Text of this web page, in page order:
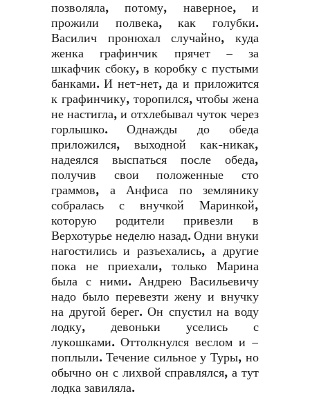
позволяла, потому, наверное, и
прожили полвека, как голубки.
Василич пронюхал случайно, куда
женка графинчик прячет – за
шкафчик сбоку, в коробку с пустыми
банками. И нет-нет, да и приложится
к графинчику, торопился, чтобы жена
не настигла, и отхлебывал чуток через
горлышко. Однажды до обеда
приложился, выходной как-никак,
надеялся выспаться после обеда,
получив свои положенные сто
граммов, а Анфиса по землянику
собралась с внучкой Маринкой,
которую родители привезли в
Верхотурье неделю назад. Одни внуки
нагостились и разъехались, а другие
пока не приехали, только Марина
была с ними. Андрею Васильевичу
надо было перевезти жену и внучку
на другой берег. Он спустил на воду
лодку, девоньки уселись с
лукошками. Оттолкнулся веслом и –
поплыли. Течение сильное у Туры, но
обычно он с лихвой справлялся, а тут
лодка завиляла.